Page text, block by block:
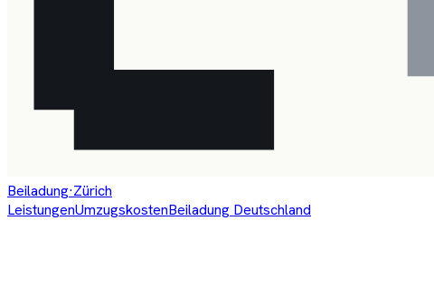
Beiladung·Zürich
LeistungenUmzugskostenBeiladung Deutschland